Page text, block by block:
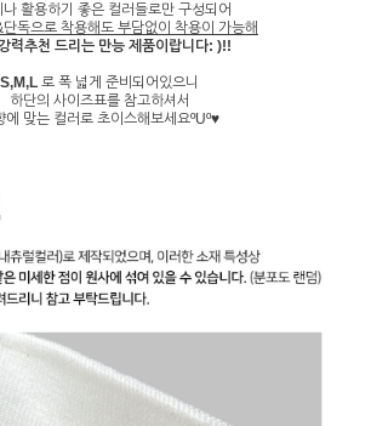
나 활용하기 좋은 컬러들로만 구성되어
독으로 착용해도 부담없이 착용이 가능해
력추천 드리는 만능 제품이랍니다: )!!
S,M,L 로 폭 넓게 준비되어있으니
하단의 사이즈표를 참고하셔서
에 맞는 컬러로 초이스해보세요ºUº♥